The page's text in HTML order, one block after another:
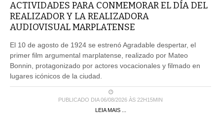
ACTIVIDADES PARA CONMEMORAR EL DÍA DEL
REALIZADOR Y LA REALIZADORA
AUDIOVISUAL MARPLATENSE
El 10 de agosto de 1924 se estrenó Agradable despertar, el
primer film argumental marplatense, realizado por Mateo
Bonnin, protagonizado por actores vocacionales y filmado en
lugares icónicos de la ciudad.
PUBLICADO DIA 06/08/2026 ÀS 22H15MIN
LEIA MAIS ...